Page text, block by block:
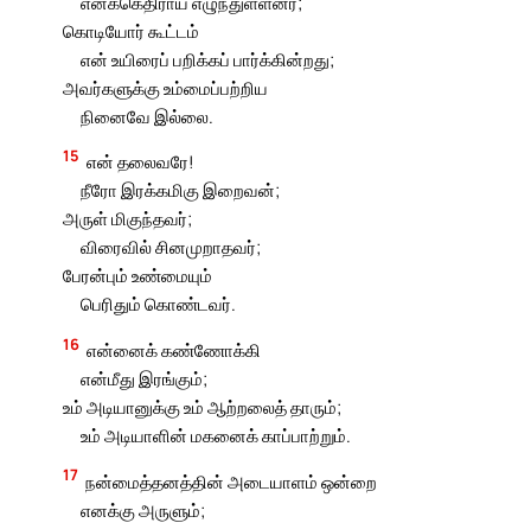
கொடியோர் கூட்டம்
என் உயிரைப் பறிக்கப் பார்க்கின்றது;
அவர்களுக்கு உம்மைப்பற்றிய
நினைவே இல்லை.
15 என் தலைவரே!
நீரோ இரக்கமிகு இறைவன்;
அருள் மிகுந்தவர்;
விரைவில் சினமுறாதவர்;
பேரன்பும் உண்மையும்
பெரிதும் கொண்டவர்.
16 என்னைக் கண்ணோக்கி
என்மீது இரங்கும்;
உம் அடியானுக்கு உம் ஆற்றலைத் தாரும்;
உம் அடியாளின் மகனைக் காப்பாற்றும்.
17 நன்மைத்தனத்தின் அடையாளம் ஒன்றை
எனக்கு அருளும்;